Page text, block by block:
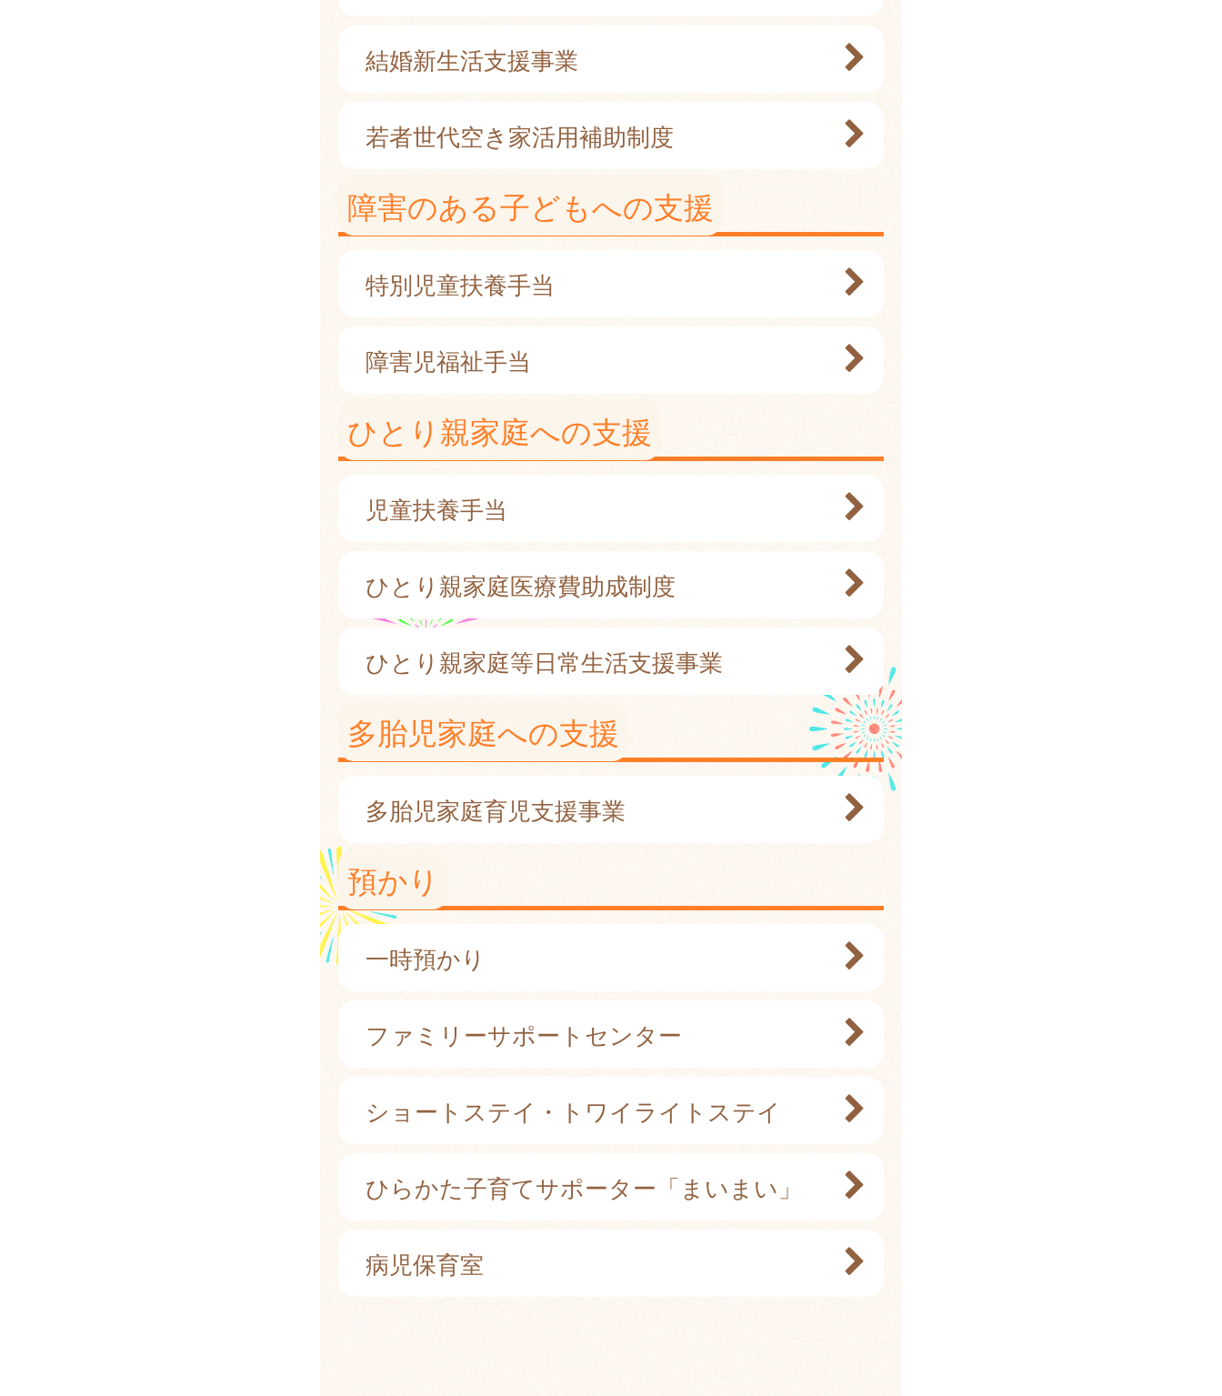
結婚新生活支援事業
若者世代空き家活用補助制度
障害のある子どもへの支援
特別児童扶養手当
障害児福祉手当
ひとり親家庭への支援
児童扶養手当
ひとり親家庭医療費助成制度
ひとり親家庭等日常生活支援事業
多胎児家庭への支援
多胎児家庭育児支援事業
預かり
一時預かり
ファミリーサポートセンター
ショートステイ・トワイライトステイ
ひらかた子育てサポーター「まいまい」
病児保育室